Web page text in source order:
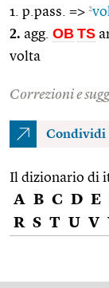
1. p.pass. => 2
2. agg. OB TS
volta
Correzioni e
Condividi
Il dizionario di
A B C D E
R S T U V